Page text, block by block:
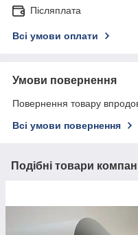
Післяплата
Всі умови оплати
Умови повернення
Повернення товару
Всі умови повернення
Подібні товари